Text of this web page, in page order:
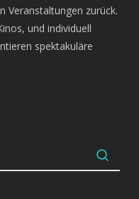
Veranstaltungen zurück.
und individuell
spektakuläre